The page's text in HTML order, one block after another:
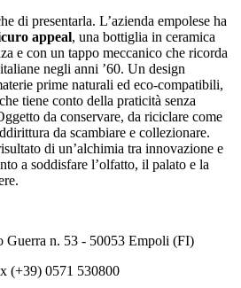
di presentarla. L’azienda empolese ha
appeal, una bottiglia in ceramica
e con un tappo meccanico che ricorda
negli anni ’60. Un design
prime naturali ed eco-compatibili,
tiene conto della praticità senza
da conservare, da riciclare come
da scambiare e collezionare.
di un’alchimia tra innovazione e
a soddisfare l’olfatto, il palato e la
Guerra n. 53 - 50053 Empoli (FI)
(+39) 0571 530800